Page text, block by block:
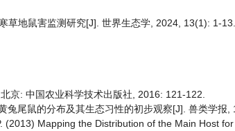
草地鼠害监测研究[J]. 世界生态学, 2024, 13(1): 1-13.
京: 中国农业科学技术出版社, 2016: 121-122.
尾鼠的分布及其生态习性的初步观察[J]. 兽类学报,
(2013) Mapping the Distribution of the Main Host